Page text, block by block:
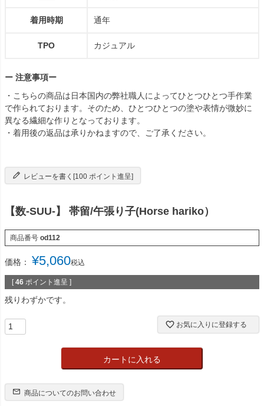
着用時期 通年
TPO カジュアル
ー 注意事項ー
・こちらの商品は日本国内の弊社職人によってひとつひとつ手作業
で作られております。そのため、ひとつひとつの塗や表情が微妙に
異なる繊細な作りとなっております。
・着用後の返品は承りかねますので、ご了承ください。
レビューを書く[100 ポイント進呈]
【数-SUU-】 帯留/午張り子(Horse hariko）
商品番号 od112
価格： ¥5,060税込
[ 46 ポイント進呈 ]
残りわずかです。
お気に入りに登録する
カートに入れる
商品についてのお問い合わせ